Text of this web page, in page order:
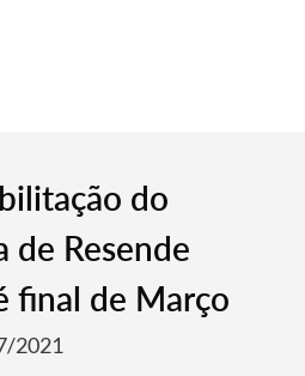
do
de Resende
final de Março
2021